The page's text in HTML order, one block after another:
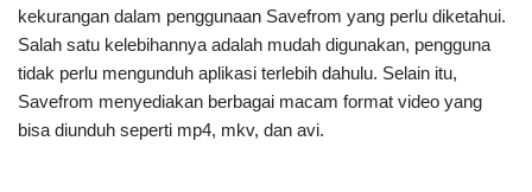
kekurangan dalam penggunaan Savefrom yang perlu diketahui.
Salah satu kelebihannya adalah mudah digunakan, pengguna
tidak perlu mengunduh aplikasi terlebih dahulu. Selain itu,
Savefrom menyediakan berbagai macam format video yang
bisa diunduh seperti mp4, mkv, dan avi.